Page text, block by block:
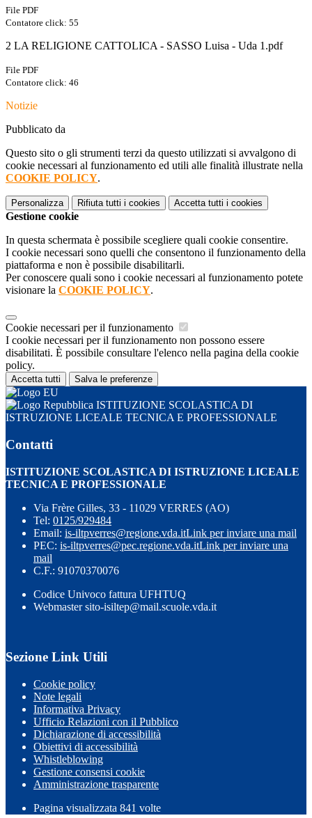
File PDF
Contatore click: 55
2 LA RELIGIONE CATTOLICA - SASSO Luisa - Uda 1.pdf
File PDF
Contatore click: 46
Notizie
Pubblicato da
Questo sito o gli strumenti terzi da questo utilizzati si avvalgono di
cookie necessari al funzionamento ed utili alle finalità illustrate nella
COOKIE POLICY.
Personalizza Rifiuta tutti i cookies Accetta tutti i cookies
Gestione cookie
In questa schermata è possibile scegliere quali cookie consentire.
I cookie necessari sono quelli che consentono il funzionamento della
piattaforma e non è possibile disabilitarli.
Per conoscere quali sono i cookie necessari al funzionamento potete
visionare la COOKIE POLICY.
Cookie necessari per il funzionamento
I cookie necessari per il funzionamento non possono essere
disabilitati. È possibile consultare l'elenco nella pagina della cookie
policy.
Accetta tutti Salva le preferenze
ISTITUZIONE SCOLASTICA DI
ISTRUZIONE LICEALE TECNICA E PROFESSIONALE
Contatti
ISTITUZIONE SCOLASTICA DI ISTRUZIONE LICEALE
TECNICA E PROFESSIONALE
Via Frère Gilles, 33 - 11029 VERRES (AO)
Tel: 0125/929484
Email: is-iltpverres@regione.vda.itLink per inviare una mail
PEC: is-iltpverres@pec.regione.vda.itLink per inviare una
mail
C.F.: 91070370076
Codice Univoco fattura UFHTUQ
Webmaster sito-isiltep@mail.scuole.vda.it
Sezione Link Utili
Cookie policy
Note legali
Informativa Privacy
Ufficio Relazioni con il Pubblico
Dichiarazione di accessibilità
Obiettivi di accessibilità
Whistleblowing
Gestione consensi cookie
Amministrazione trasparente
Pagina visualizzata 841 volte